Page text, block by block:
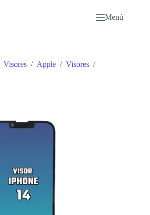
Menú
Visores / Apple / Visores /